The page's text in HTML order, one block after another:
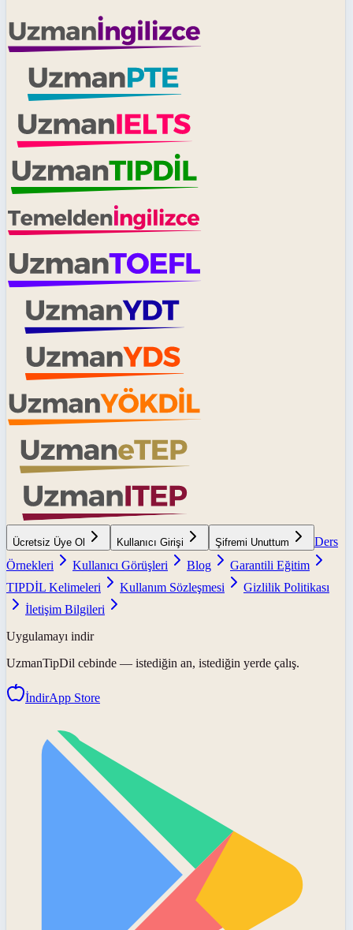
Ücretsiz Üye Ol Kullanıcı Girişi Şifremi Unuttum
Ders
Örnekleri
Kullanıcı Görüşleri Blog
Garantili Eğitim
TIPDİL Kelimeleri
Kullanım Sözleşmesi
Gizlilik Politikası
İletişim Bilgileri
Uygulamayı indir
UzmanTipDil cebinde — istediğin an, istediğin yerde çalış.
İndirApp Store